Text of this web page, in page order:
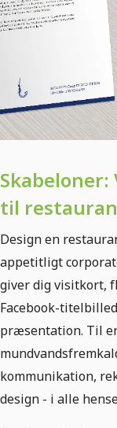
til
Design en
appetitligt
giver dig visitkort,
Facebook-
præsentation. Til
kommunikation,
design - i alle